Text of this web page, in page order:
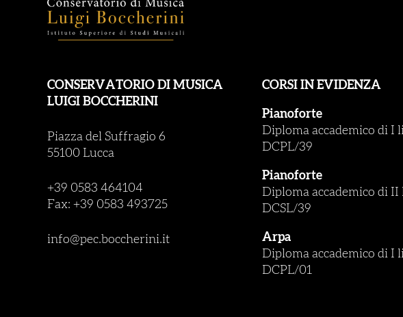
CONSERVATORIO DI MUSICA
LUIGI BOCCHERINI
Piazza del Suffragio 6
55100 Lucca
+39 0583 464104
Fax: +39 0583 493725
info@pec.boccherini.it
CORSI IN EVIDENZA
Pianoforte
Diploma accademico di I
DCPL/39
Pianoforte
Diploma accademico di II
DCSL/39
Arpa
Diploma accademico di I
DCPL/01